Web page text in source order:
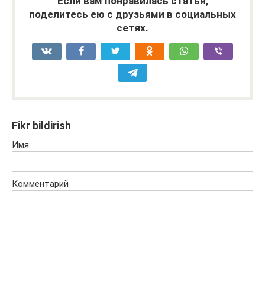
поделитесь ею с друзьями в социальных
сетях.
Fikr bildirish
Имя
Комментарий